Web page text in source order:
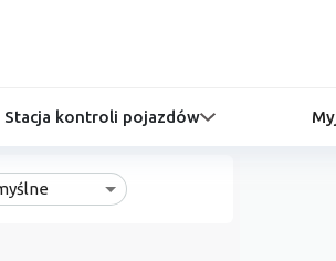
Stacja kontroli pojazdów